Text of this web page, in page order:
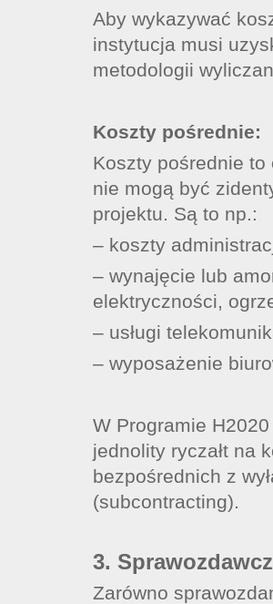
Aby wykazywać
instytucja musi
metodologii
Koszty pośrednie:
Koszty pośrednie
nie mogą być
projektu. Są to np.:
– koszty
– wynajęcie lub
elektryczności,
– usługi
– wyposażenie
W Programie
jednolity ryczałt na
bezpośrednich z
(subcontracting).
3.
Zarówno